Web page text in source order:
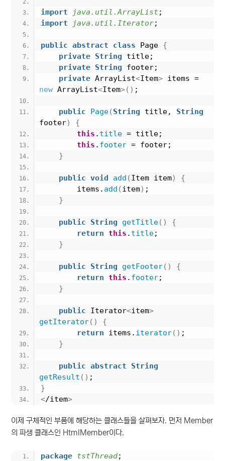
import java.util.ArrayList;
import java.util.Iterator;
public abstract class Page {
private String title;
private String footer;
private ArrayList<Item>
new ArrayList<Item>() ;
public Page(String title, String
footer)
{
this . title = title;
this . footer = footer;
}
public void add (Item item)
{
        items.
add (item) ;
}
public String getTitle()
{
return this . title;
}
public String getFooter()
{
return this . footer;
}
public Iterator<item>
getIterator()
{
return items. iterator() ;
}
public abstract
String
getResult () ;
}
</item>
이제 구체적인 부품에 해당하는 클래스들을 살펴보자. 먼저 Member
의 파생 클래스인 HtmlMember이다.
package tstThread;